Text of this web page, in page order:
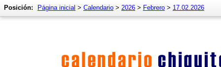
Posición: Página inicial > Calendario > 2026 > Febrero > 17.02.2026